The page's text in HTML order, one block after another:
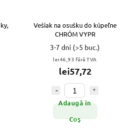
Vešiak na osušku do kúpeľne
CHRÓM VYPR
3-7 dní (>5 buc.)
lei46,93 fără TVA
lei57,72
Adaugă în
Coş